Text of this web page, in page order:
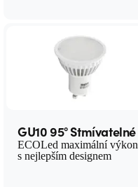
GU10 95° Stmívatelné
ECOLed maximální výkon
s nejlepším designem